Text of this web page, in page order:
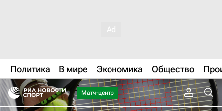
Политика В мире Экономика Общество
Матч-центр